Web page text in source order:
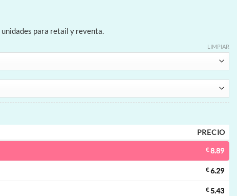
unidades para retail y reventa.
LIMPIAR
PRECIO
€8.89
€6.29
€5.43